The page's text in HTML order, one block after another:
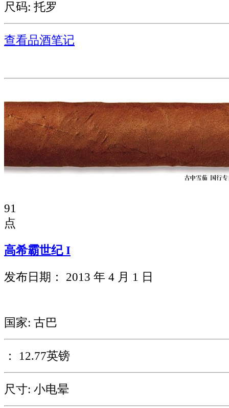
尺码: 托罗
查看品酒笔记
91
点
高希霸世纪​​ I
发布日期： 2013 年 4 月 1 日
国家: 古巴
： 12.77英镑
尺寸: 小电晕